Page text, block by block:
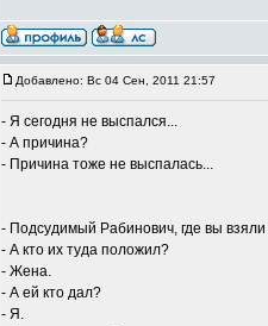
Добавлено: Вс 04 Сен, 2011 21:57
- Я сегодня не выспался...
- А причина?
- Причина тоже не выспалась...
- Подсудимый Рабинович, где вы взяли
- А кто их туда положил?
- Жена.
- А ей кто дал?
- Я.